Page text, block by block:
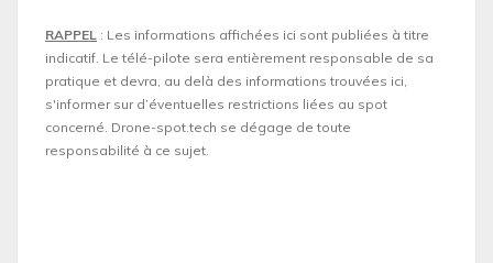
RAPPEL : Les informations affichées ici sont publiées à titre
indicatif. Le télé-pilote sera entièrement responsable de sa
pratique et devra, au delà des informations trouvées ici,
s'informer sur d’éventuelles restrictions liées au spot
concerné. Drone-spot.tech se dégage de toute
responsabilité à ce sujet.